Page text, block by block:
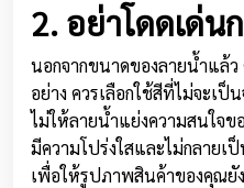
2. อย่าโดดเด่น
นอกจากขนาดของลายน้ำแล้
อย่าง ควรเลือกใช้สีที่ไม่จะเป็
ไม่ให้ลายน้ำแย่งความสนใจ
มีความโปร่งใสและไม่กลายเ
เพื่อให้รูปภาพสินค้าของคุณยั